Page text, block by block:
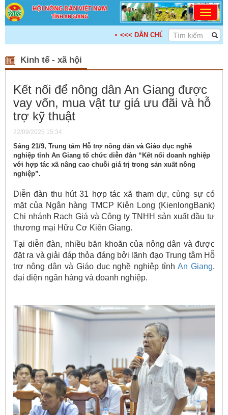
<<< DÂN CHỦ - ĐOÀN KẾT - KẾ NỐI -
Kinh tế - xã hội
Kết nối để nông dân An Giang được
vay vốn, mua vật tư giá ưu đãi và hỗ
trợ kỹ thuật
22/09/2025 15:34
Sáng 21/9, Trung tâm Hỗ trợ nông dân và Giáo dục nghề
nghiệp tỉnh An Giang tổ chức diễn đàn “Kết nối doanh nghiệp
với hợp tác xã nâng cao chuỗi giá trị trong sản xuất nông
nghiệp”.
Diễn đàn thu hút 31 hợp tác xã tham dự, cùng sự có
mặt của Ngân hàng TMCP Kiên Long (KienlongBank)
Chi nhánh Rạch Giá và Công ty TNHH sản xuất đầu tư
thương mại Hữu Cơ Kiên Giang.
Tại diễn đàn, nhiều băn khoăn của nông dân và được
đặt ra và giải đáp thỏa đáng bởi lãnh đạo Trung tâm Hỗ
trợ nông dân và Giáo dục nghề nghiệp tỉnhAn Giang,
đại diện ngân hàng và doanh nghiệp.